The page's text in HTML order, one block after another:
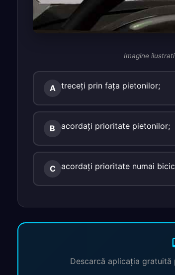
Imagine
A treceţi prin faţa pietonilor;
B acordaţi prioritate pietonilor;
C acordaţi prioritate numai
Descarcă aplicația gratuită